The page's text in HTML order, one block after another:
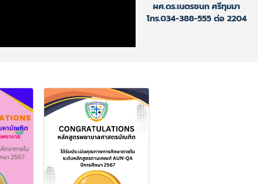
ผศ.ดร.เนตรชนก ศรีทุมมา
โทร.034-388-555 ต่อ 2204